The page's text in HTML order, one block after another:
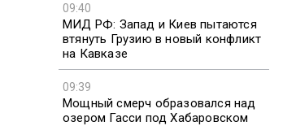
09:40
МИД РФ: Запад и Киев пытаются
втянуть Грузию в новый конфликт
на Кавказе
09:39
Мощный смерч образовался над
озером Гасси под Хабаровском